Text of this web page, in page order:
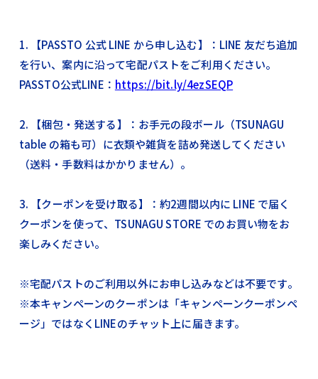
1. 【PASSTO 公式 LINE から申し込む】：LINE 友だち追加
を行い、案内に沿って宅配パストをご利用ください。
PASSTO公式LINE： https://bit.ly/4ezSEQP
2. 【梱包・発送する】：お手元の段ボール（TSUNAGU
table の箱も可）に衣類や雑貨を詰め発送してください
（送料・手数料はかかりません）。
3. 【クーポンを受け取る】：約2週間以内に LINE で届く
クーポンを使って、TSUNAGU STORE でのお買い物をお
楽しみください。
※宅配パストのご利用以外にお申し込みなどは不要です。
※本キャンペーンのクーポンは「キャンペーンクーポンペ
ージ」ではなくLINEのチャット上に届きます。